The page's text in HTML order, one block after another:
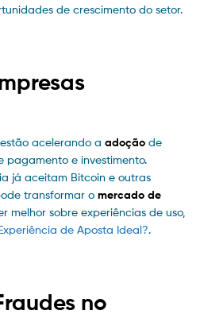
de crescimento do setor.
acelerando a adoção de
pagamento e investimento.
já aceitam Bitcoin e outras
transformar o mercado de
melhor sobre experiências de uso,
de Aposta Ideal?.
no